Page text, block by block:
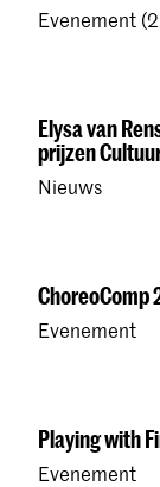
Evenement
Elysa van
prijzen
Nieuws
ChoreoComp
Evenement
Playing with
Evenement